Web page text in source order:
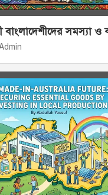
বাংলাদেশীদের সমস্যা